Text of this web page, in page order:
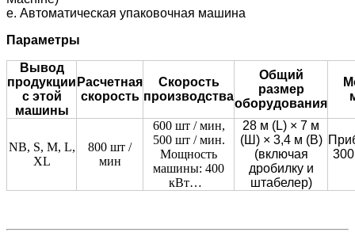
e. Автоматическая упаковочная машина
Параметры
Вывод
продукции
с этой
машины
Расчетная
скорость
Скорость
производства
Общий
размер
оборудования
NB, S, M, L,
XL
800 шт /
мин
600 шт / мин,
500 шт / мин.
Мощность
машины: 400
кВт…
28 м (L) × 7 м
(Ш) × 3,4 м (В)
(включая
дробилку и
штабелер)